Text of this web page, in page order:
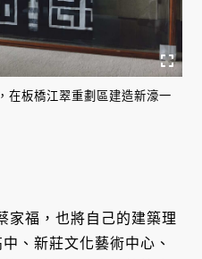
在板橋江翠重劃區建造新濠一
家福，也將自己的建築理
、新莊文化藝術中心、